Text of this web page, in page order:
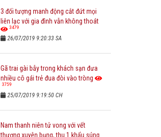
3 đối tượng manh động cắt đứt mọi
liên lạc với gia đình vẫn không thoát
3479
26/07/2019 9:20:33 SA
Gã trai gài bẫy trong khách sạn đưa
nhiều cô gái trẻ đua đòi vào tròng
3759
25/07/2019 9:19:50 CH
Nam thanh niên tử vong với vết
thương xuyên bụng, thu 1 khẩu súng